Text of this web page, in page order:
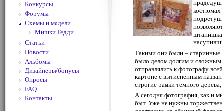
Конкурсы
Форумы
Схемы и модели
Мишки Тедди
Статьи
Новости
Альбомы
Дизайнеры/бонусы
Опросы
FAQ
Контакты
костюмах
Такими они были – старинные
было делом долгим и
отправлялись к фотографу
картоне с вытисненным
строгие рамки темного
А сегодня фотография, как и
быт. Уже не нужны